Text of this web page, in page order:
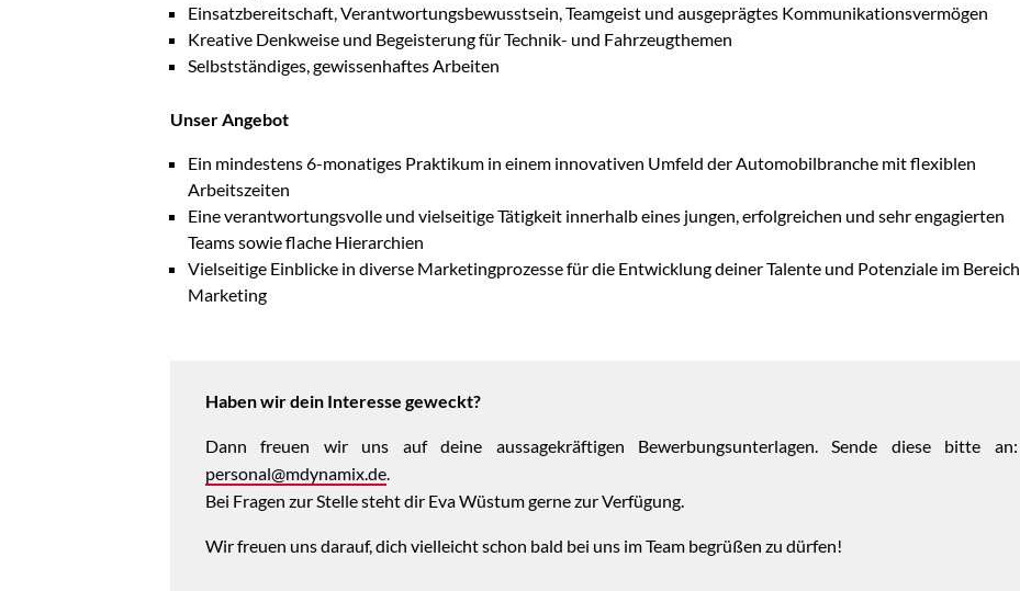
Einsatzbereitschaft, Verantwortungsbewusstsein, Teamgeist und ausgeprägtes Kommunikationsvermögen
Kreative Denkweise und Begeisterung für Technik- und Fahrzeugthemen
Selbstständiges, gewissenhaftes Arbeiten
Unser Angebot
Ein mindestens 6-monatiges Praktikum in einem innovativen Umfeld der Automobilbranche mit flexiblen
Arbeitszeiten
Eine verantwortungsvolle und vielseitige Tätigkeit innerhalb eines jungen, erfolgreichen und sehr engagierten
Teams sowie flache Hierarchien
Vielseitige Einblicke in diverse Marketingprozesse für die Entwicklung deiner Talente und Potenziale im Bereich
Marketing
Haben wir dein Interesse geweckt?
Dann freuen wir uns auf deine aussagekräftigen Bewerbungsunterlagen. Sende diese bitte an:
personal@mdynamix.de.
Bei Fragen zur Stelle steht dir Eva Wüstum gerne zur Verfügung.
Wir freuen uns darauf, dich vielleicht schon bald bei uns im Team begrüßen zu dürfen!